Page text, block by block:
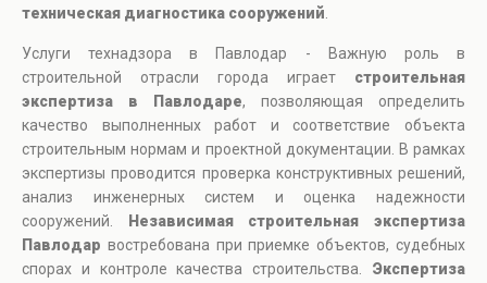
техническая диагностика сооружений
Услуги технадзора в Павлодар - Важную роль в
строительной отрасли города играет строительная
экспертиза в Павлодаре, позволяющая определить
качество выполненных работ и соответствие объекта
строительным нормам и проектной документации. В рамках
экспертизы проводится проверка конструктивных решений,
анализ инженерных систем и оценка надежности
сооружений.
Независимая строительная экспертиза
Павлодар востребована при приемке объектов, судебных
спорах и контроле качества строительства. Экспертиза